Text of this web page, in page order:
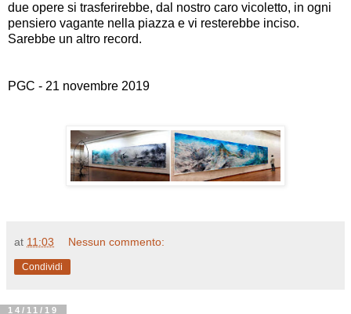
due opere si trasferirebbe, dal nostro caro vicoletto, in ogni
pensiero vagante nella piazza e vi resterebbe inciso.
Sarebbe un altro record.
PGC - 21 novembre 2019
at 11:03 Nessun commento:
Condividi
14/11/19